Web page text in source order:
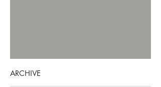
ARCHIVE